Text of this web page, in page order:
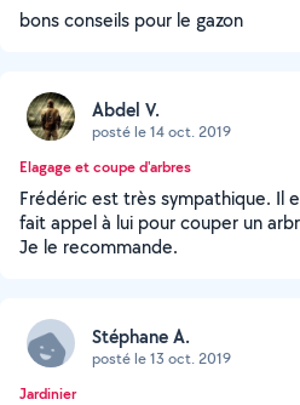
bons conseils pour le gazon
Abdel V.
posté le 14 oct. 2019
Elagage et coupe d'arbres
Frédéric est très sympathique. Il
fait appel à lui pour couper un
Je le recommande.
Stéphane A.
posté le 13 oct. 2019
Jardinier